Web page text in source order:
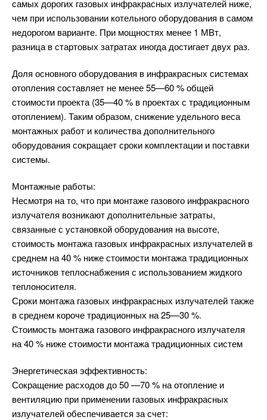
самых дорогих газовых инфракрасных излучателей ниже,
чем при использовании котельного оборудования в самом
недорогом варианте. При мощностях менее 1 МВт,
разница в стартовых затратах иногда достигает двух раз.
Доля основного оборудования в инфракрасных системах
отопления составляет не менее 55—60 % общей
стоимости проекта (35—40 % в проектах с традиционным
отоплением). Таким образом, снижение удельного веса
монтажных работ и количества дополнительного
оборудования сокращает сроки комплектации и поставки
системы.
Монтажные работы:
Несмотря на то, что при монтаже газового инфракрасного
излучателя возникают дополнительные затраты,
связанные с установкой оборудования на высоте,
стоимость монтажа газовых инфракрасных излучателей в
среднем на 40 % ниже стоимости монтажа традиционных
источников теплоснабжения с использованием жидкого
теплоносителя.
Сроки монтажа газовых инфракрасных излучателей также
в среднем короче традиционных на 25—30 %.
Стоимость монтажа газового инфракрасного излучателя
на 40 % ниже стоимости монтажа традиционных систем
Энергетическая эффективность:
Сокращение расходов до 50 —70 % на отопление и
вентиляцию при применении газовых инфракрасных
излучателей обеспечивается за счет: